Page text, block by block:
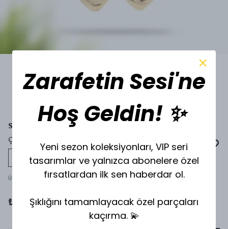
SESİ
ÇELİK KÜPE
Tükeniyor
Ürün Kodu ÇK
₺ 180.00
Zarafetin Sesi'ne
Hoş Geldin! ✨
Yeni sezon koleksiyonları, VIP seri
tasarımlar ve yalnızca abonelere özel
fırsatlardan ilk sen haberdar ol.
Şıklığını tamamlayacak özel parçaları
kaçırma. 💫